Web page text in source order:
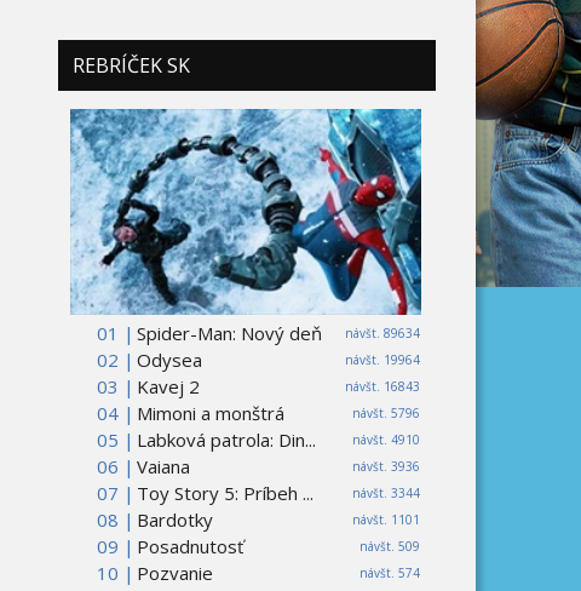
REBRÍČEK SK
01 | návšt. 89634
Spider-Man: Nový deň
02 |
návšt. 19964
Odysea
03 |
návšt. 16843
Kavej 2
04 |
návšt. 5796
Mimoni a monštrá
05 |
návšt. 4910
Labková patrola: Din...
06 |
návšt. 3936
Vaiana
07 |
návšt. 3344
Toy Story 5: Príbeh ...
08 |
návšt. 1101
Bardotky
09 |
návšt. 509
Posadnutosť
10 |
návšt. 574
Pozvanie